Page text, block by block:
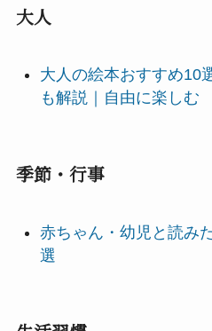
大人
大人の絵本おすすめ10
も解説｜自由に楽しむ
季節・行事
赤ちゃん・幼児と読み
選